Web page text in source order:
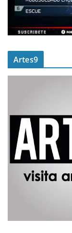
Artes9